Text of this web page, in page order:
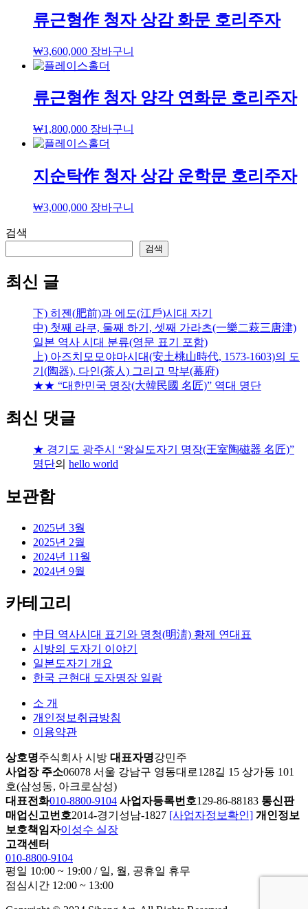
류근형作 청자 상감 화문 호리주자
₩3,600,000 장바구니
류근형作 청자 양각 연화문 호리주자
₩1,800,000 장바구니
지순탁作 청자 상감 운학문 호리주자
₩3,000,000 장바구니
검색
검색
최신 글
下) 히젠(肥前)과 에도(江戶)시대 자기
中) 첫째 라쿠, 둘째 하기, 셋째 가라츠(一樂二萩三唐津)
일본 역사 시대 분류(영문 표기 포함)
上) 아즈치모모야마시대(安土桃山時代, 1573-1603)의 도
기(陶器), 다인(茶人) 그리고 막부(幕府)
★★ “대한민국 명장(大韓民國 名匠)” 역대 명단
최신 댓글
★ 경기도 광주시 “왕실도자기 명장(王室陶磁器 名匠)”
명단의 hello world
보관함
2025년 3월
2025년 2월
2024년 11월
2024년 9월
카테고리
中日 역사시대 표기와 명청(明淸) 황제 연대표
시방의 도자기 이야기
일본도자기 개요
한국 근현대 도자명장 일람
소 개
개인정보취급방침
이용약관
상호명주식회사 시방 대표자명강민주
사업장 주소06078 서울 강남구 영동대로128길 15 상가동 101
호(삼성동, 아크로삼성)
대표전화010-8800-9104 사업자등록번호129-86-88183 통신판
매업신고번호2014-경기성남-1827 [사업자정보확인] 개인정보
보호책임자이성수 실장
고객센터
010-8800-9104
평일 10:00 ~ 19:00 / 일, 월, 공휴일 휴무
점심시간 12:00 ~ 13:00